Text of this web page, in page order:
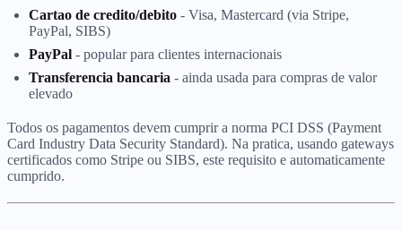
Cartao de credito/debito - Visa, Mastercard (via Stripe,
PayPal, SIBS)
PayPal - popular para clientes internacionais
Transferencia bancaria - ainda usada para compras de valor
elevado
Todos os pagamentos devem cumprir a norma PCI DSS (Payment
Card Industry Data Security Standard). Na pratica, usando gateways
certificados como Stripe ou SIBS, este requisito e automaticamente
cumprido.